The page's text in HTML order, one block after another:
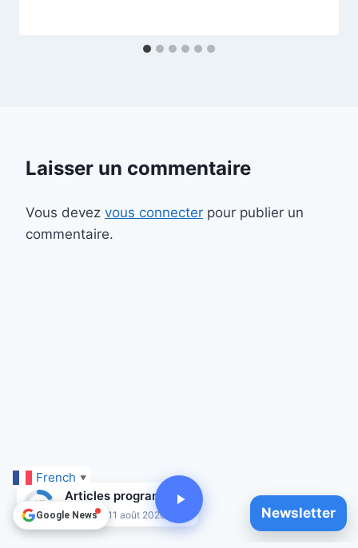
Laisser un commentaire
Vous devez vous connecter pour publier un
commentaire.
Newsletter
French ▼
15
Articles programmés
Jusqu'au 11 août 2026
Google News